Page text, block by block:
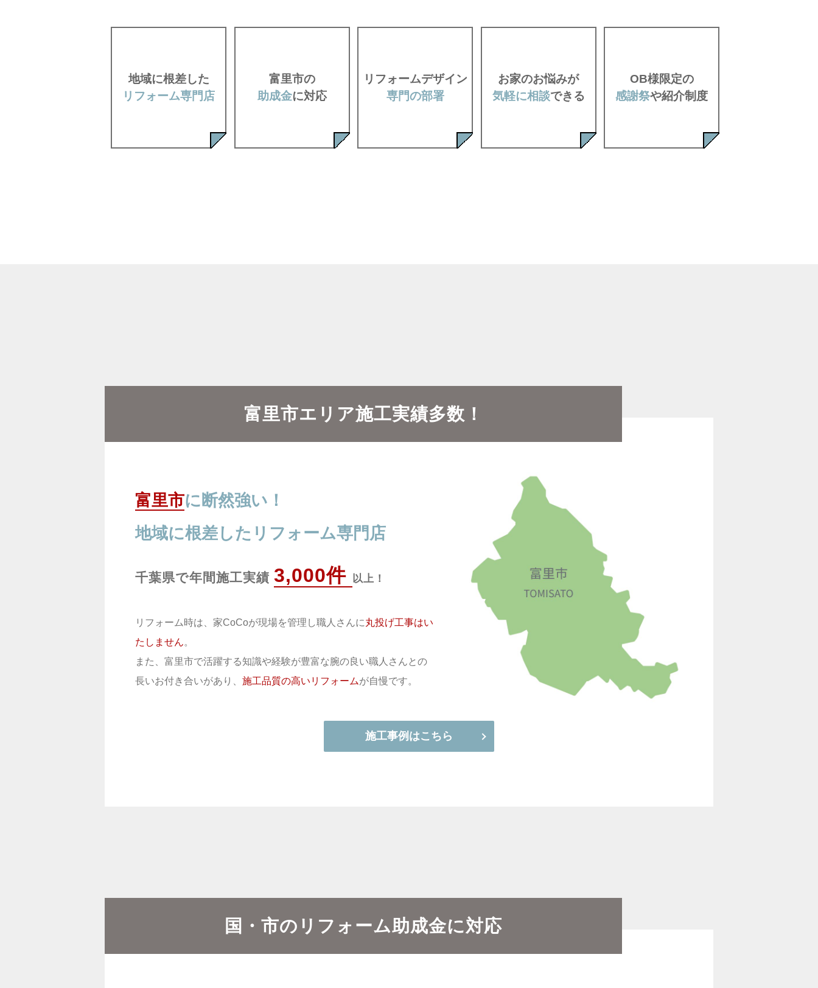
地域に根差した
リフォーム専門店
富里市の
助成金に対応
リフォームデザイン
専門の部署
お家のお悩みが
気軽に相談できる
OB様限定の
感謝祭や紹介制度
富里市エリア施工実績多数！
富里市に断然強い！
地域に根差したリフォーム専門店
千葉県で年間施工実績 3,000件 以上！
リフォーム時は、家CoCoが現場を管理し職人さんに丸投げ工事はい
たしません。
また、富里市で活躍する知識や経験が豊富な腕の良い職人さんとの
長いお付き合いがあり、 施工品質の高いリフォームが自慢です。
施工事例はこちら
国・市のリフォーム助成金に対応